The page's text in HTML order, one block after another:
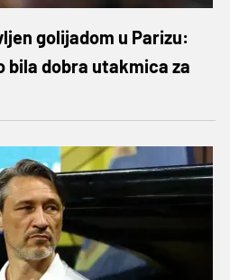
golijadom u Parizu:
bila dobra utakmica za